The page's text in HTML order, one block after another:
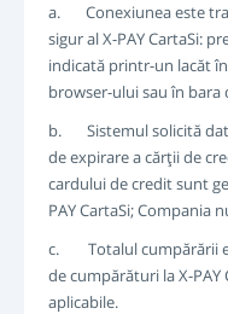
a. Conexiunea este
sigur al X-PAY CartaSi:
indicată printr-un lacăt
browser-ului sau în bara
b. Sistemul solicită
de expirare a cărţii de
cardului de credit sunt
PAY CartaSi; Compania
c. Totalul cumpărării
de cumpărături la X-PAY
aplicabile.